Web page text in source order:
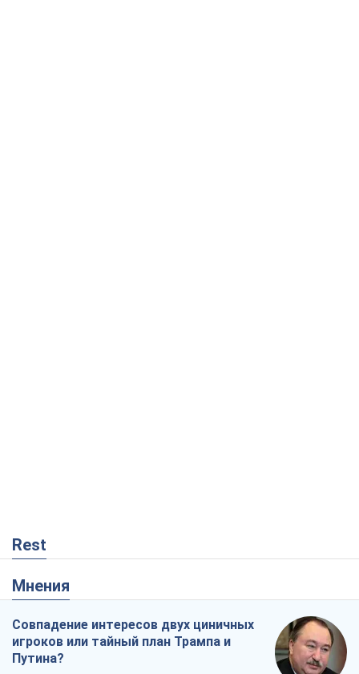
Rest
Мнения
Совпадение интересов двух циничных
игроков или тайный план Трампа и
Путина?